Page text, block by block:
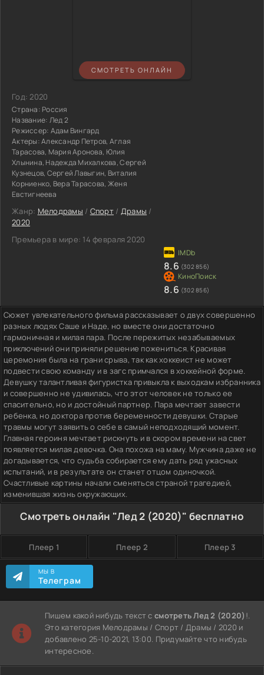
СМОТРЕТЬ ОНЛАЙН
Год:2020
Страна: Россия
Название: Лед 2
Режиссер: Адам Вингард
Актеры:Александр Петров, Аглая
Тарасова, Мария Аронова, Юлия
Хлынина, Надежда Михалкова, Сергей
Кузнецов, Сергей Лавыгин, Виталия
Корниенко, Вера Тарасова, Женя
Евстигнеева
Жанр: Мелодрамы / Спорт / Драмы /
2020
Премьера в мире: 14 февраля 2020
8.6 (302 856)
8.6 (302 856)
Сюжет увлекательного фильма рассказывает о двух совершенно
разных людях Саше и Наде, но вместе они достаточно
гармоничная и милая пара. После пережитых незабываемых
приключений они приняли решение пожениться. Красивая
церемония была на грани срыва, так как хоккеист не может
подвести свою команду и в загс примчался в хоккейной форме.
Девушку талантливая фигуристка привыкла к выходкам избранника
и совершенно не удивилась, что этот человек не только ее
спасительно, но и достойный партнер. Пара мечтает завести
ребенка, но доктора против беременности девушки. Старые
травмы могут заявить о себе в самый неподходящий момент.
Главная героиня мечтает рискнуть и в скором времени на свет
появляется милая девочка. Она похожа на маму. Мужчина даже не
догадывается, что судьба собирается ему дать ряд ужасных
испытаний, и в результате он станет отцом одиночкой.
Счастливые картины начали сменяться страной трагедией,
изменившая жизнь окружающих.
Смотреть онлайн "Лед 2 (2020)" бесплатно
Плеер 1 Плеер 2 Плеер 3
МЫ В
Телеграм
Пишем какой нибудь текст ссмотреть Лед 2 (2020) !.
Это категория Мелодрамы / Спорт / Драмы / 2020 и
добавлено 25-10-2021, 13:00. Придумайте что нибудь
интересное.